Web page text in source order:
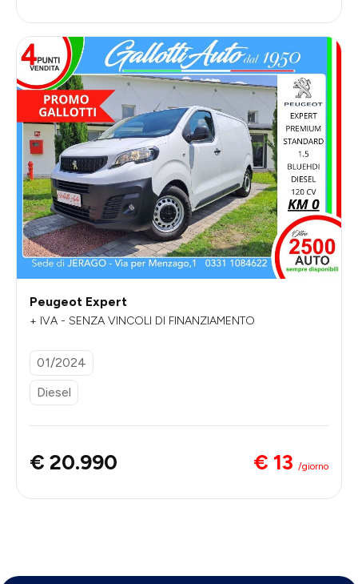
Peugeot Expert
+ IVA - SENZA VINCOLI DI FINANZIAMENTO
01/2024
Diesel
€ 20.990 € 13 /giorno